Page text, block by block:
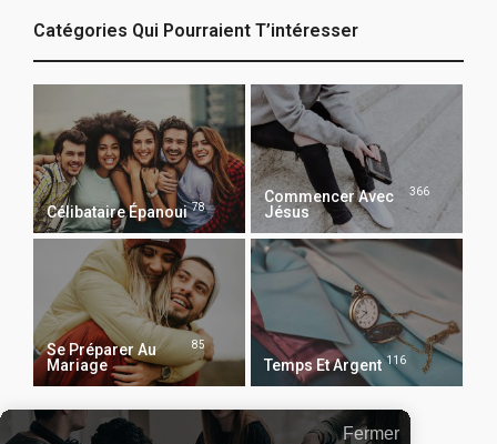
Catégories Qui Pourraient T’intéresser
Célibataire Épanoui 78
Commencer Avec
Jésus
366
Se Préparer Au
Mariage
85
Temps Et Argent 116
Fermer